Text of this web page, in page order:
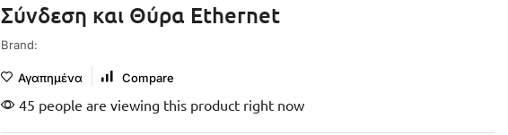
Σύνδεση και Θύρα Ethernet
Brand:
Αγαπημένα Compare
45 people are viewing this product right now